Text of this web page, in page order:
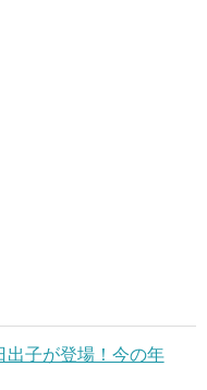
出子が登場！今の年